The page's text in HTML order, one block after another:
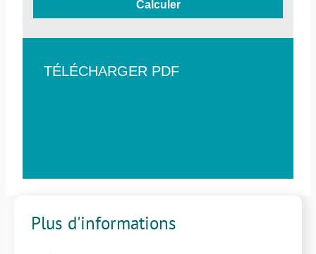
Calculer
TÉLÉCHARGER PDF
Plus d'informations